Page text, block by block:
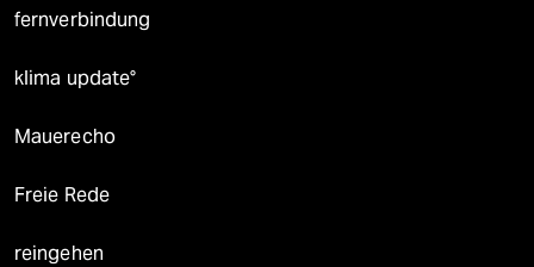
fernverbindung
klima update°
Mauerecho
Freie Rede
reingehen